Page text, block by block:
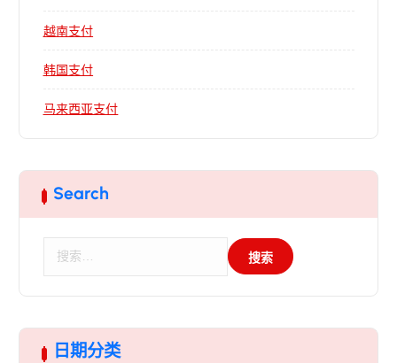
越南支付
韩国支付
马来西亚支付
Search
日期分类